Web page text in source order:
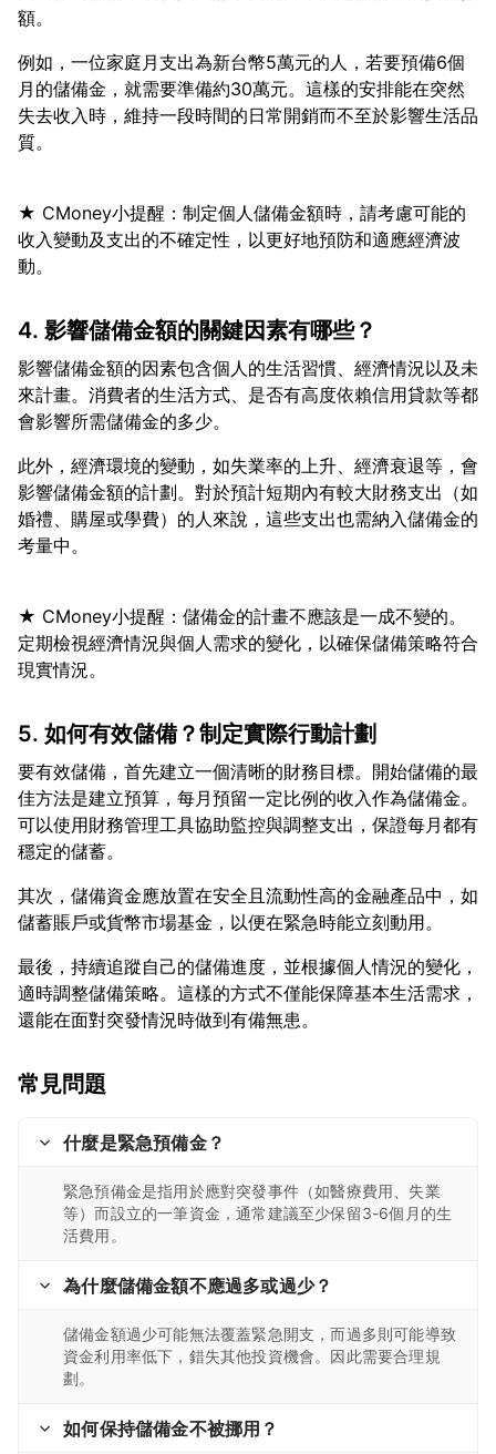
例如，一位家庭月支出為新台幣5萬元的人，若要預備6個
月的儲備金，就需要準備約30萬元。這樣的安排能在突然
失去收入時，維持一段時間的日常開銷而不至於影響生活品
★ CMoney小提醒：制定個人儲備金額時，請考慮可能的
收入變動及支出的不確定性，以更好地預防和適應經濟波
4. 影響儲備金額的關鍵因素有哪些？
影響儲備金額的因素包含個人的生活習慣、經濟情況以及未
來計畫。消費者的生活方式、是否有高度依賴信用貸款等都
此外，經濟環境的變動，如失業率的上升、經濟衰退等，會
影響儲備金額的計劃。對於預計短期內有較大財務支出（如
婚禮、購屋或學費）的人來說，這些支出也需納入儲備金的
★ CMoney小提醒：儲備金的計畫不應該是一成不變的。
定期檢視經濟情況與個人需求的變化，以確保儲備策略符合
5. 如何有效儲備？制定實際行動計劃
要有效儲備，首先建立一個清晰的財務目標。開始儲備的最
佳方法是建立預算，每月預留一定比例的收入作為儲備金。
可以使用財務管理工具協助監控與調整支出，保證每月都有
其次，儲備資金應放置在安全且流動性高的金融產品中，如
最後，持續追蹤自己的儲備進度，並根據個人情況的變化，
適時調整儲備策略。這樣的方式不僅能保障基本生活需求，
常見問題
什麼是緊急預備金？
緊急預備金是指用於應對突發事件（如醫療費用、失業
等）而設立的一筆資金，通常建議至少保留3-6個月的生
活費用。
為什麼儲備金額不應過多或過少？
儲備金額過少可能無法覆蓋緊急開支，而過多則可能導致
資金利用率低下，錯失其他投資機會。因此需要合理規
劃。
如何保持儲備金不被挪用？